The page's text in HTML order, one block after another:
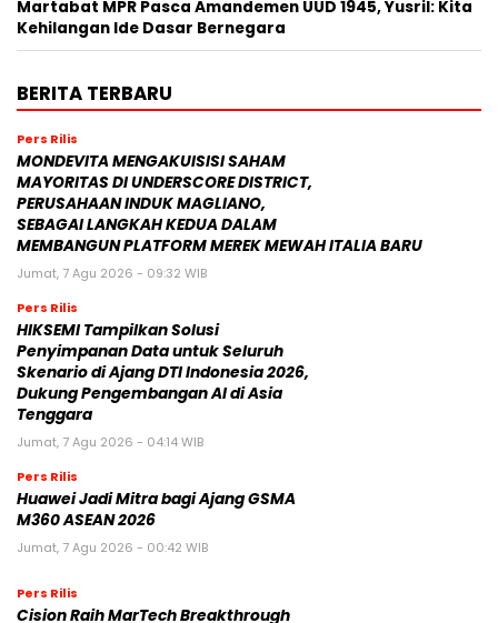
Martabat MPR Pasca Amandemen UUD 1945, Yusril: Kita
Kehilangan Ide Dasar Bernegara
BERITA TERBARU
Pers Rilis
MONDEVITA MENGAKUISISI SAHAM
MAYORITAS DI UNDERSCORE DISTRICT,
PERUSAHAAN INDUK MAGLIANO,
SEBAGAI LANGKAH KEDUA DALAM
MEMBANGUN PLATFORM MEREK MEWAH ITALIA BARU
Jumat, 7 Agu 2026 - 09:32 WIB
Pers Rilis
HIKSEMI Tampilkan Solusi
Penyimpanan Data untuk Seluruh
Skenario di Ajang DTI Indonesia 2026,
Dukung Pengembangan AI di Asia
Tenggara
Jumat, 7 Agu 2026 - 04:14 WIB
Pers Rilis
Huawei Jadi Mitra bagi Ajang GSMA
M360 ASEAN 2026
Jumat, 7 Agu 2026 - 00:42 WIB
Pers Rilis
Cision Raih MarTech Breakthrough